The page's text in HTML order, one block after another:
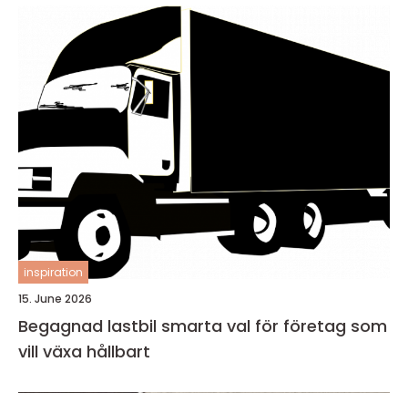
inspiration
15. June 2026
Begagnad lastbil smarta val för företag som
vill växa hållbart